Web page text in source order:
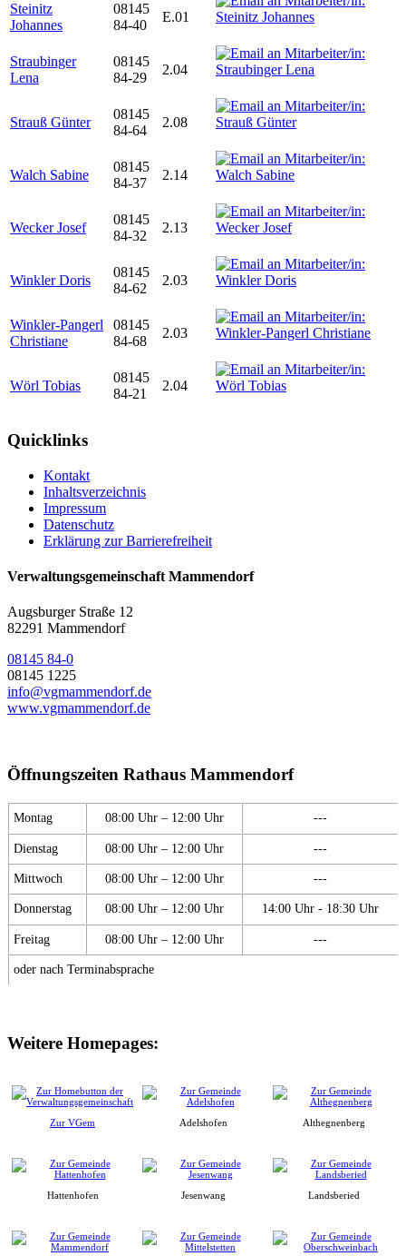
Steinitz
Johannes
08145
84-40
E.01
Straubinger
Lena
08145
84-29
2.04
Strauß Günter
08145
84-64
2.08
Walch Sabine
08145
84-37
2.14
Wecker Josef
08145
84-32
2.13
Winkler Doris
08145
84-62
2.03
Winkler-Pangerl
Christiane
08145
84-68
2.03
Wörl Tobias
08145
84-21
2.04
Quicklinks
Kontakt
Inhaltsverzeichnis
Impressum
Datenschutz
Erklärung zur Barrierefreiheit
Verwaltungsgemeinschaft Mammendorf
Augsburger Straße 12
82291 Mammendorf
08145 84-0
08145 1225
info@vgmammendorf.de
www.vgmammendorf.de
Öffnungszeiten Rathaus Mammendorf
Montag 08:00 Uhr – 12:00 Uhr ---
Dienstag 08:00 Uhr – 12:00 Uhr ---
Mittwoch 08:00 Uhr – 12:00 Uhr ---
Donnerstag 08:00 Uhr – 12:00 Uhr 14:00 Uhr - 18:30 Uhr
Freitag 08:00 Uhr – 12:00 Uhr ---
oder nach Terminabsprache
Weitere Homepages:
Zur VGem Adelshofen Althegnenberg
Hattenhofen Jesenwang Landsberied